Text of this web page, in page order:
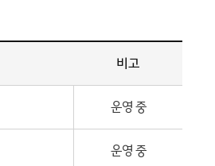
비고
운영 중
운영 중